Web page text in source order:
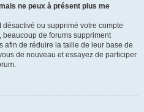
ne peux à présent plus me
désactivé ou supprimé votre compte
de forums suppriment
afin de réduire la taille de leur base de
de nouveau et essayez de participer